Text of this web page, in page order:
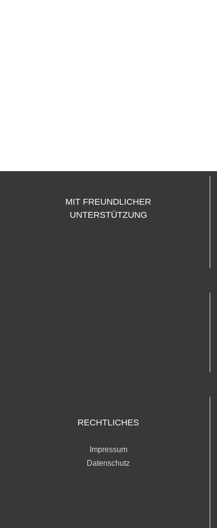
MIT FREUNDLICHER
UNTERSTÜTZUNG
RECHTLICHES
Impressum
Datenschutz